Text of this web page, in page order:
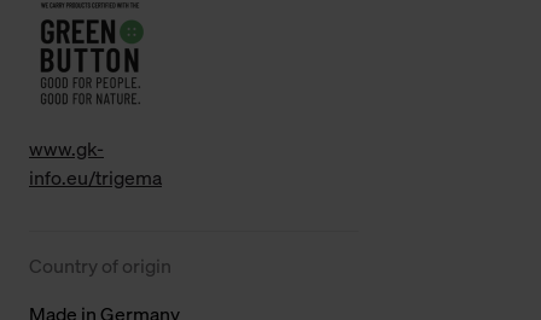
www.gk-
info.eu/trigema
Country of origin
Made in Germany